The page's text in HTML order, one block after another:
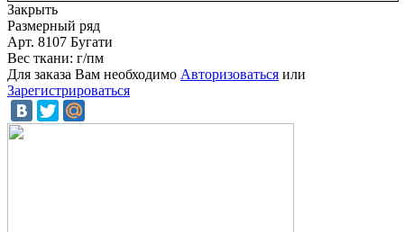
Закрыть
Размерный ряд
Арт. 8107 Бугати
Вес ткани: г/пм
Для заказа Вам необходимо Авторизоваться или
Зарегистрироваться